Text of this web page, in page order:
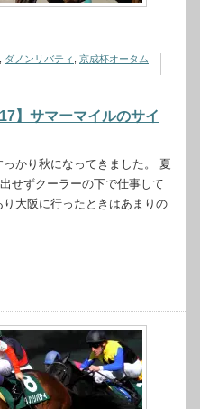
ダノンリバティ
京成杯オータム
】サマーマイルのサイ
かり秋になってきました。 夏
せずクーラーの下で仕事して
大阪に行ったときはあまりの